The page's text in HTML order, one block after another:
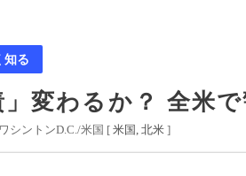
知る
変わるか？ 全米
シントンD.C./米国 [ 米国 北米 ]